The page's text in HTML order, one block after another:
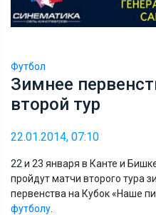
Футбол
Зимнее
второй тур
22.01.2014, 07:10
22 и 23 января в Канте и
пройдут матчи второго тура
первенства на Кубок «Наше
футболу